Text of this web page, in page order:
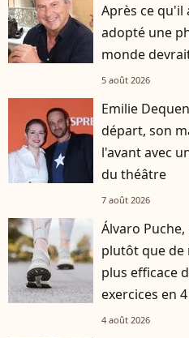
Après ce qu'il
adopté une
monde
5 août 2026
Emilie
départ, son
l'avant avec
du théâtre
7 août 2026
Álvaro
plutôt que de
plus efficace
exercices en
4 août 2026